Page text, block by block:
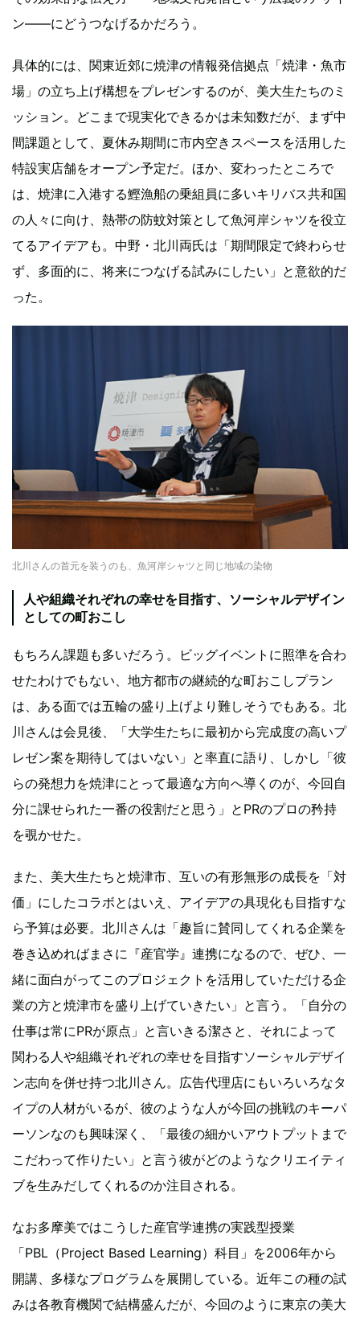
ン——にどうつなげるかだろう。
具体的には、関東近郊に焼津の情報発信拠点「焼津・魚市
場」の立ち上げ構想をプレゼンするのが、美大生たちのミ
ッション。どこまで現実化できるかは未知数だが、まず中
間課題として、夏休み期間に市内空きスペースを活用した
特設実店舗をオープン予定だ。ほか、変わったところで
は、焼津に入港する鰹漁船の乗組員に多いキリバス共和国
の人々に向け、熱帯の防蚊対策として魚河岸シャツを役立
てるアイデアも。中野・北川両氏は「期間限定で終わらせ
ず、多面的に、将来につなげる試みにしたい」と意欲的だ
った。
北川さんの首元を装うのも、魚河岸シャツと同じ地域の染物
人や組織それぞれの幸せを目指す、ソーシャルデザイン
としての町おこし
もちろん課題も多いだろう。ビッグイベントに照準を合わ
せたわけでもない、地方都市の継続的な町おこしプラン
は、ある面では五輪の盛り上げより難しそうでもある。北
川さんは会見後、「大学生たちに最初から完成度の高いプ
レゼン案を期待してはいない」と率直に語り、しかし「彼
らの発想力を焼津にとって最適な方向へ導くのが、今回自
分に課せられた一番の役割だと思う」とPRのプロの矜持
を覗かせた。
また、美大生たちと焼津市、互いの有形無形の成長を「対
価」にしたコラボとはいえ、アイデアの具現化も目指すな
ら予算は必要。北川さんは「趣旨に賛同してくれる企業を
巻き込めればまさに『産官学』連携になるので、ぜひ、一
緒に面白がってこのプロジェクトを活用していただける企
業の方と焼津市を盛り上げていきたい」と言う。「自分の
仕事は常にPRが原点」と言いきる潔さと、それによって
関わる人や組織それぞれの幸せを目指すソーシャルデザイ
ン志向を併せ持つ北川さん。広告代理店にもいろいろなタ
イプの人材がいるが、彼のような人が今回の挑戦のキーパ
ーソンなのも興味深く、「最後の細かいアウトプットまで
こだわって作りたい」と言う彼がどのようなクリエイティ
ブを生みだしてくれるのか注目される。
なお多摩美ではこうした産官学連携の実践型授業
「PBL（Project Based Learning）科目」を2006年から
開講、多様なプログラムを展開している。近年この種の試
みは各教育機関で結構盛んだが、今回のように東京の美大